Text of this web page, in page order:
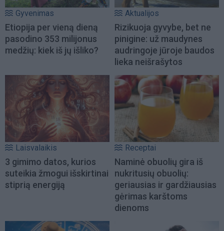
Gyvenimas
Etiopija per vieną dieną
pasodino 353 milijonus
medžių: kiek iš jų išliko?
Aktualijos
Rizikuoja gyvybe, bet ne
pinigine: už maudynes
audringoje jūroje baudos
lieka neišrašytos
Laisvalaikis
3 gimimo datos, kurios
suteikia žmogui išskirtinai
stiprią energiją
Receptai
Naminė obuolių gira iš
nukritusių obuolių:
geriausias ir gardžiausias
gėrimas karštoms
dienoms